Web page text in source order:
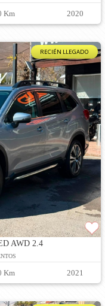
Km 2020
RECIÉN LLEGADO
AWD 2.4
Km 2021